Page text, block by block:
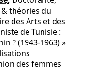
& théories du
des Arts et des
de Tunisie :
? (1943-1963) »
des femmes